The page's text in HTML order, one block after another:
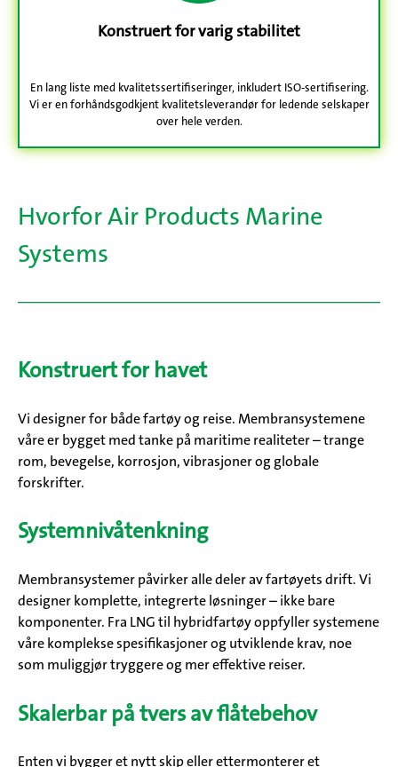
Konstruert for varig stabilitet
En lang liste med kvalitetssertifiseringer, inkludert ISO-sertifisering.
Vi er en forhåndsgodkjent kvalitetsleverandør for ledende selskaper
over hele verden.
Hvorfor Air Products Marine
Systems
Konstruert for havet
Vi designer for både fartøy og reise. Membransystemene
våre er bygget med tanke på maritime realiteter – trange
rom, bevegelse, korrosjon, vibrasjoner og globale
forskrifter.
Systemnivåtenkning
Membransystemer påvirker alle deler av fartøyets drift. Vi
designer komplette, integrerte løsninger – ikke bare
komponenter. Fra LNG til hybridfartøy oppfyller systemene
våre komplekse spesifikasjoner og utviklende krav, noe
som muliggjør tryggere og mer effektive reiser.
Skalerbar på tvers av flåtebehov
Enten vi bygger et nytt skip eller ettermonterer et